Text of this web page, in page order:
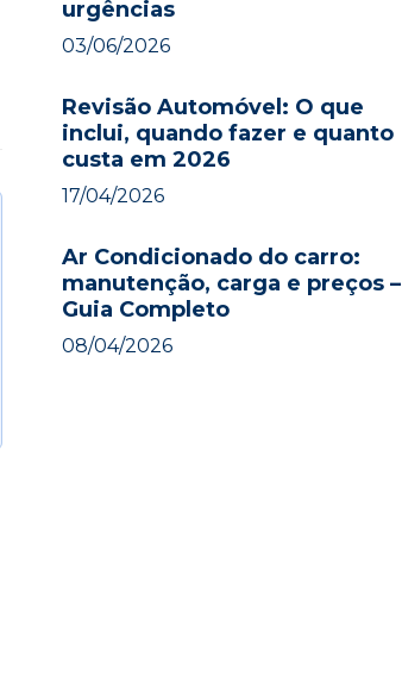
urgências
03/06/2026
Revisão Automóvel: O que
inclui, quando fazer e quanto
custa em 2026
17/04/2026
Ar Condicionado do carro:
manutenção, carga e preços –
Guia Completo
08/04/2026